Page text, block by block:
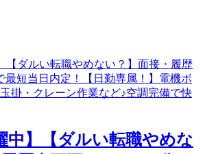
中】【ダルい転職やめな